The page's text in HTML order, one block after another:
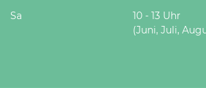
Sa
10 - 13 Uhr
(Juni, Juli,